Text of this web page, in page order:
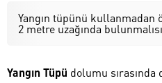
Yangın tüpünü kullanmadan
2 metre uzağında
Yangın Tüpü dolumu